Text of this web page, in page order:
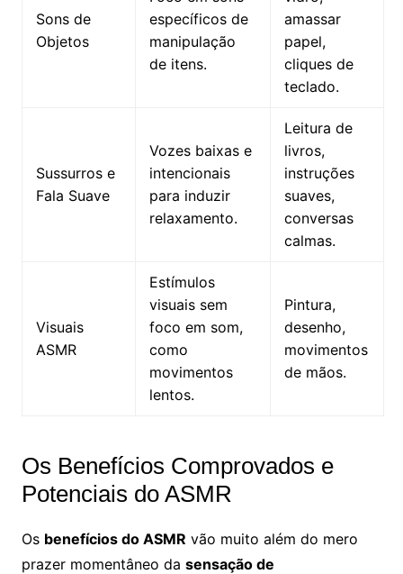
Sons de
Objetos
específicos de
manipulação
de itens.
amassar
papel,
cliques de
teclado.
Sussurros e
Fala Suave
Vozes baixas e
intencionais
para induzir
relaxamento.
Leitura de
livros,
instruções
suaves,
conversas
calmas.
Visuais
ASMR
Estímulos
visuais sem
foco em som,
como
movimentos
lentos.
Pintura,
desenho,
movimentos
de mãos.
Os Benefícios Comprovados e
Potenciais do ASMR
Os benefícios do ASMR vão muito além do mero
prazer momentâneo da sensação de